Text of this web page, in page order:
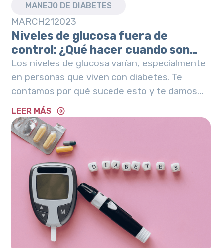
MANEJO DE DIABETES
MARCH212023
Niveles de glucosa fuera de
control: ¿Qué hacer cuando son
demasiado altos o bajos?
Los niveles de glucosa varían, especialmente
en personas que viven con diabetes. Te
contamos por qué sucede esto y te damos
tips para controlarlos.
LEER MÁS